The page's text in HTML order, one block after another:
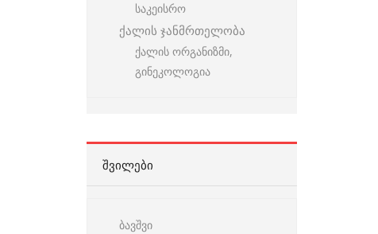
საკეისრო
ქალის ჯანმრთელობა
ქალის ორგანიზმი,
გინეკოლოგია
ᲨᲕᲘᲚᲔᲑᲘ
ბავშვი